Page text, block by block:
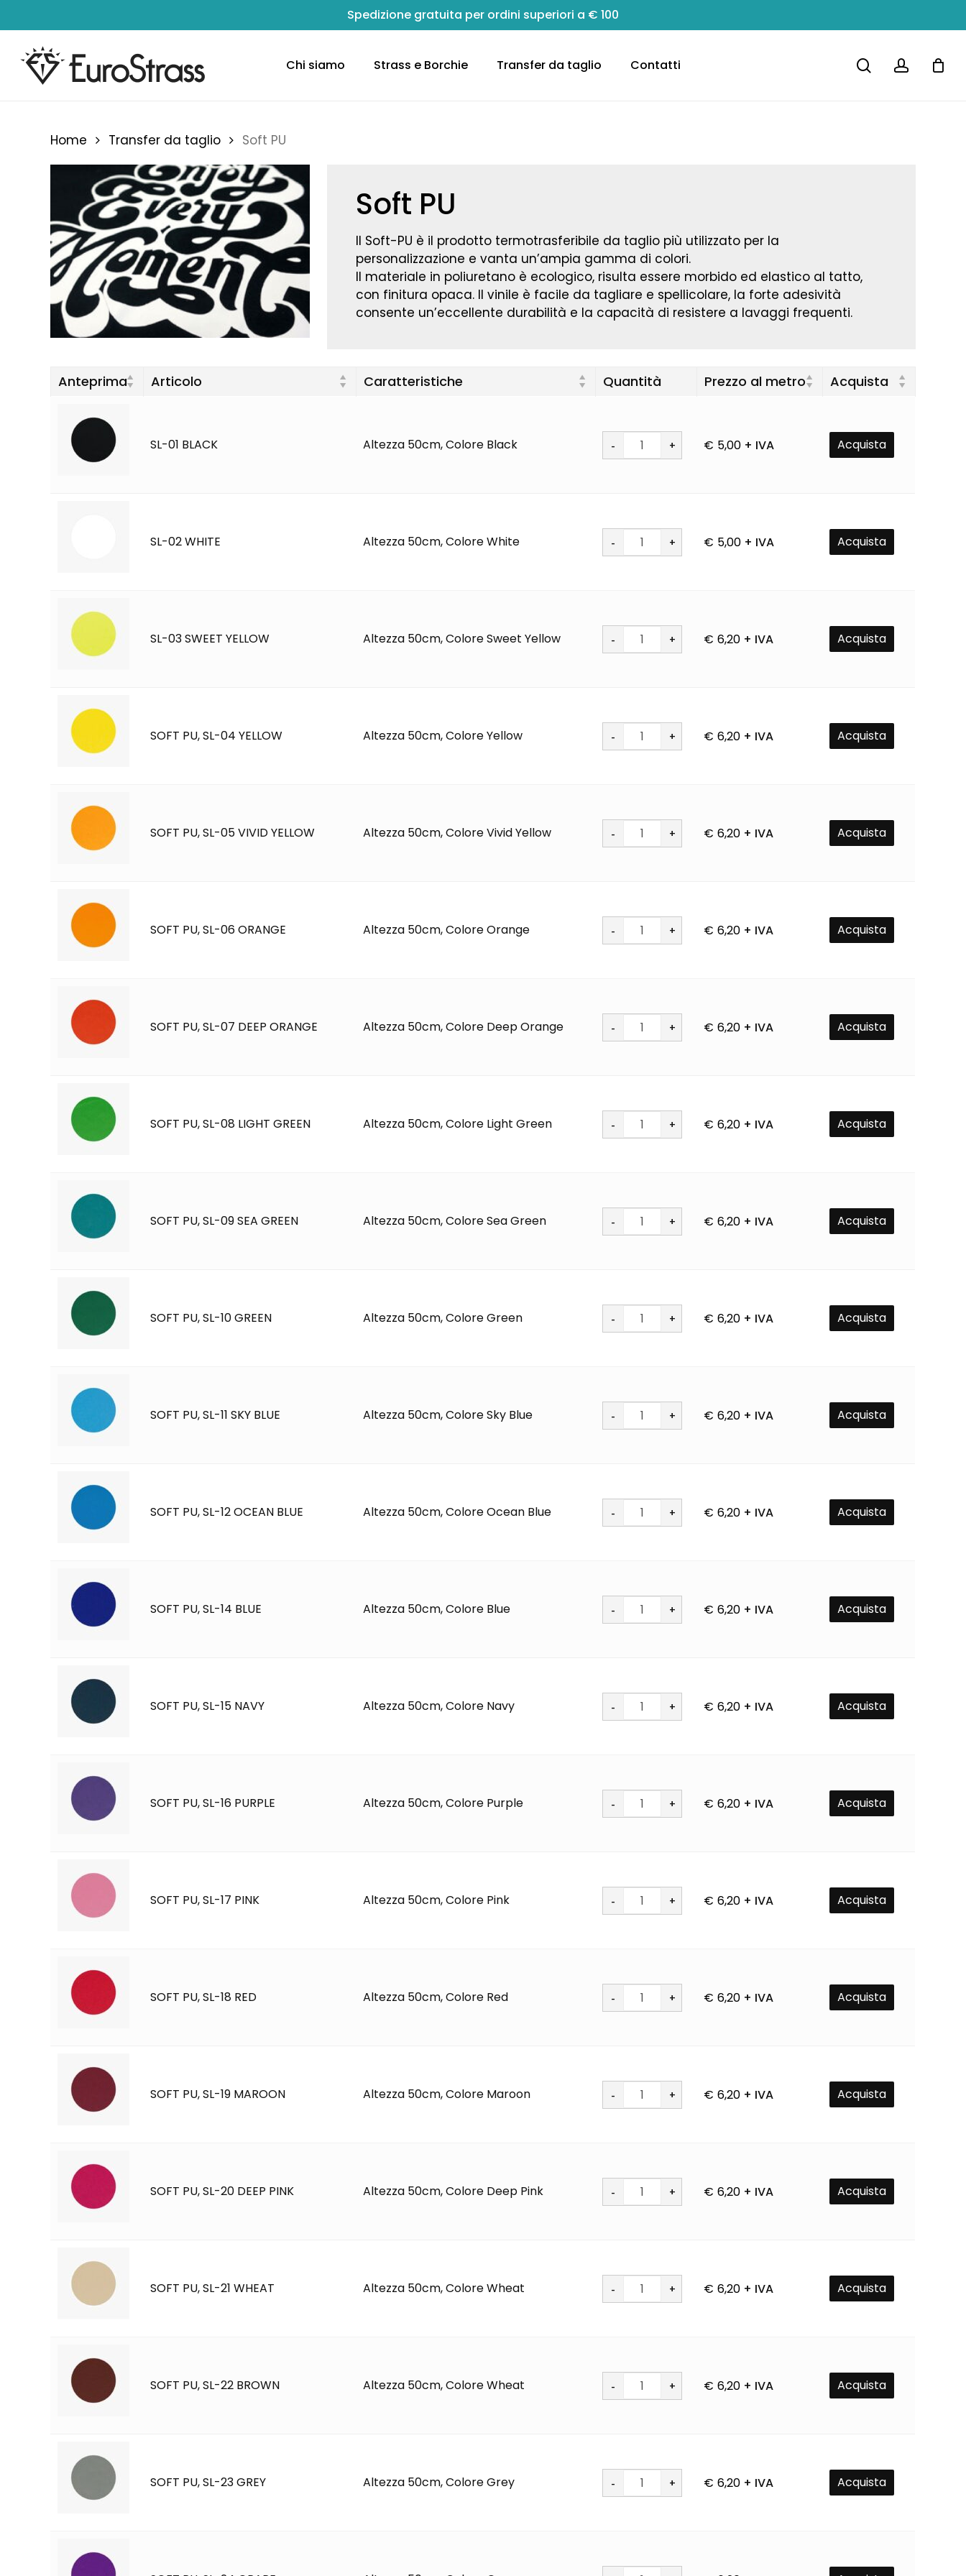
to
content
Spedizione gratuita per ordini superiori a € 100
Chi siamo Strass e Borchie Transfer da taglio Contatti search
Carrello Close
Vai al negozio
Home Transfer da taglio Soft PU
Soft PU
Il Soft-PU è il prodotto termotrasferibile da taglio più utilizzato per la
personalizzazione e vanta un’ampia gamma di colori.
Il materiale in poliuretano è ecologico, risulta essere morbido ed elastico al tatto,
con finitura opaca. Il vinile è facile da tagliare e spellicolare, la forte adesività
consente un’eccellente durabilità e la capacità di resistere a lavaggi frequenti.
Anteprima Articolo Caratteristiche Quantità Prezzo al metro Acquista
SL-01 BLACK Altezza 50cm, Colore Black Soft
PU
quantità
€ 5,00 + IVA Acquista
SL-02 WHITE Altezza 50cm, Colore White Soft
PU
quantità
€ 5,00 + IVA Acquista
SL-03 SWEET YELLOW Altezza 50cm, Colore Sweet Yellow Soft
PU
quantità
€ 6,20 + IVA Acquista
SOFT PU, SL-04 YELLOW Altezza 50cm, Colore Yellow Soft
PU
quantità
€ 6,20 + IVA Acquista
SOFT PU, SL-05 VIVID YELLOW Altezza 50cm, Colore Vivid Yellow Soft
PU
quantità
€ 6,20 + IVA Acquista
SOFT PU, SL-06 ORANGE Altezza 50cm, Colore Orange Soft
PU
quantità
€ 6,20 + IVA Acquista
SOFT PU, SL-07 DEEP ORANGE Altezza 50cm, Colore Deep Orange Soft
PU
quantità
€ 6,20 + IVA Acquista
SOFT PU, SL-08 LIGHT GREEN Altezza 50cm, Colore Light Green Soft
PU
quantità
€ 6,20 + IVA Acquista
SOFT PU, SL-09 SEA GREEN Altezza 50cm, Colore Sea Green Soft
PU
quantità
€ 6,20 + IVA Acquista
SOFT PU, SL-10 GREEN Altezza 50cm, Colore Green Soft
PU
quantità
€ 6,20 + IVA Acquista
SOFT PU, SL-11 SKY BLUE Altezza 50cm, Colore Sky Blue Soft
PU
quantità
€ 6,20 + IVA Acquista
SOFT PU, SL-12 OCEAN BLUE Altezza 50cm, Colore Ocean Blue Soft
PU
quantità
€ 6,20 + IVA Acquista
SOFT PU, SL-14 BLUE Altezza 50cm, Colore Blue Soft
PU
quantità
€ 6,20 + IVA Acquista
SOFT PU, SL-15 NAVY Altezza 50cm, Colore Navy Soft
PU
quantità
€ 6,20 + IVA Acquista
SOFT PU, SL-16 PURPLE Altezza 50cm, Colore Purple Soft
PU
quantità
€ 6,20 + IVA Acquista
SOFT PU, SL-17 PINK Altezza 50cm, Colore Pink Soft
PU
quantità
€ 6,20 + IVA Acquista
SOFT PU, SL-18 RED Altezza 50cm, Colore Red Soft
PU
quantità
€ 6,20 + IVA Acquista
SOFT PU, SL-19 MAROON Altezza 50cm, Colore Maroon Soft
PU
quantità
€ 6,20 + IVA Acquista
SOFT PU, SL-20 DEEP PINK Altezza 50cm, Colore Deep Pink Soft
PU
quantità
€ 6,20 + IVA Acquista
SOFT PU, SL-21 WHEAT Altezza 50cm, Colore Wheat Soft
PU
quantità
€ 6,20 + IVA Acquista
SOFT PU, SL-22 BROWN Altezza 50cm, Colore Wheat Soft
PU
quantità
€ 6,20 + IVA Acquista
SOFT PU, SL-23 GREY Altezza 50cm, Colore Grey Soft
PU
quantità
€ 6,20 + IVA Acquista
Soft